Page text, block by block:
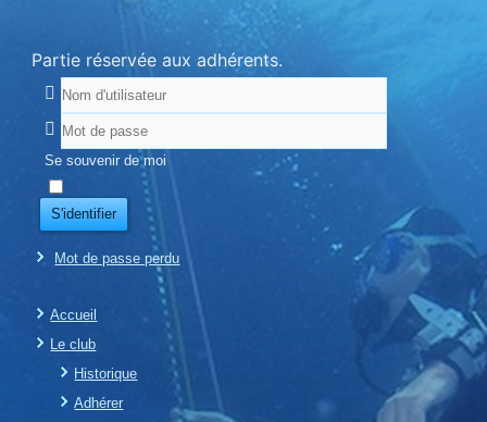
Partie réservée aux adhérents.
Se souvenir de moi
S'identifier
Mot de passe perdu
Accueil
Le club
Historique
Adhérer